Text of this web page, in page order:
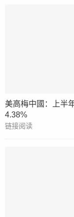
美高梅中國：上半
4.38%
链接阅读